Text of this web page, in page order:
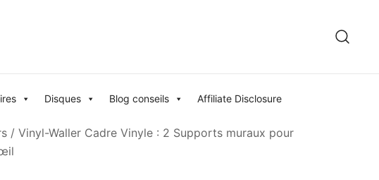
Disques Blog conseils Affiliate Disclosure
/ Vinyl-Waller Cadre Vinyle : 2 Supports muraux pour